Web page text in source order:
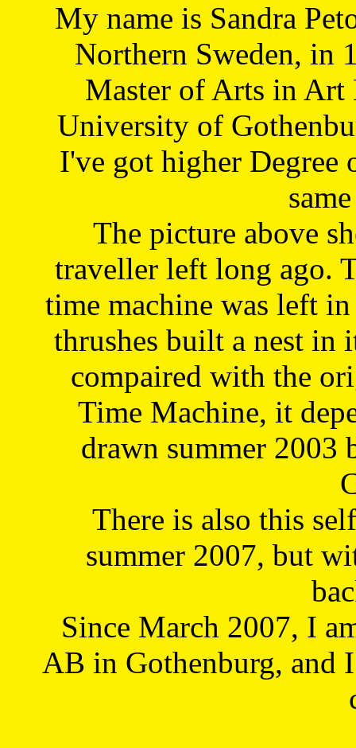
My name is Sandra
Northern Sweden, in
Master of Arts in Art
University of
I've got higher Degree
The picture above
traveller left long ago.
time machine was left
thrushes built a nest in
compaired with the
Time Machine, it
drawn summer 2003
There is also this
summer 2007, but
Since March 2007, I
AB in Gothenburg, and